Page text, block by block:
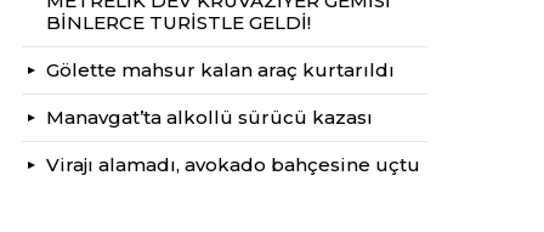
BİNLERCE TURİSTLE GELDİ!
Gölette mahsur kalan araç kurtarıldı
Manavgat’ta alkollü sürücü kazası
Virajı alamadı, avokado bahçesine uçtu